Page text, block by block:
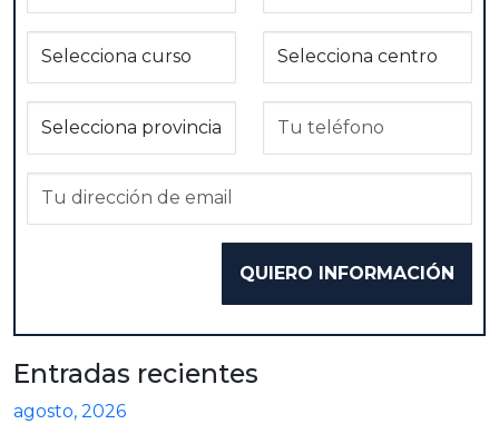
Entradas recientes
agosto, 2026